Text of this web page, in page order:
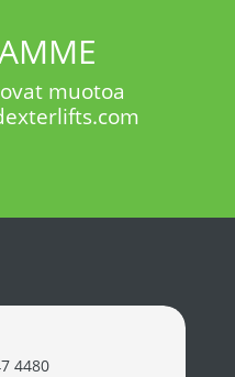
muotoa
4480